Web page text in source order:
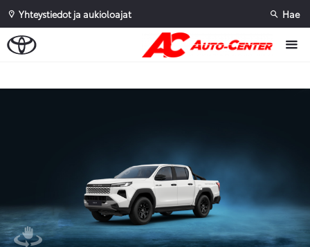
Yhteystiedot ja aukioloajat Hae